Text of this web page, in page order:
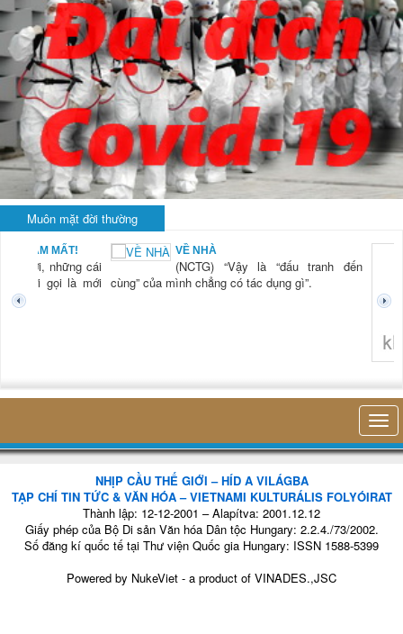
Muôn mặt đời thường
MẤT!
những cái
gọi là mới
VỀ NHÀ
(NCTG) “Vậy là “đấu tranh đến
cùng” của mình chẳng có tác dụng gì”.
NHỊP CẦU THẾ GIỚI – HÍD A VILÁGBA
TẠP CHÍ TIN TỨC & VĂN HÓA – VIETNAMI KULTURÁLIS FOLYÓIRAT
Thành lập: 12-12-2001 – Alapítva: 2001.12.12
Giấy phép của Bộ Di sản Văn hóa Dân tộc Hungary: 2.2.4./73/2002.
Số đăng kí quốc tế tại Thư viện Quốc gia Hungary: ISSN 1588-5399
Powered by NukeViet - a product of VINADES.,JSC